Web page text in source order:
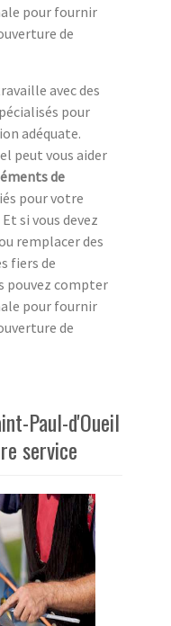
pour fournir
de
avec des
pour
adéquate.
peut vous aider
de
pour votre
si vous devez
remplacer des
fiers de
pouvez compter
pour fournir
de
Paul-d'Oueil
service